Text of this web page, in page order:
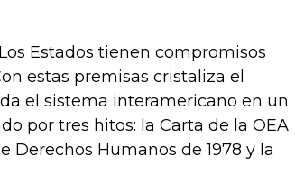
Estados tienen compromisos
estas premisas cristaliza el
el sistema interamericano en un
por tres hitos: la Carta de la OEA
Derechos Humanos de 1978 y la